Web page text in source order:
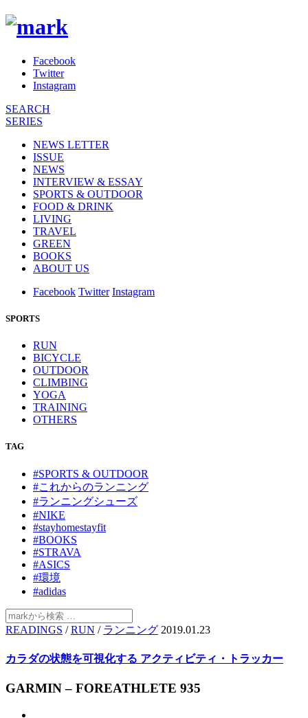
Facebook
Twitter
Instagram
SEARCH
SERIES
NEWS LETTER
ISSUE
NEWS
INTERVIEW & ESSAY
SPORTS & OUTDOOR
FOOD & DRINK
LIVING
TRAVEL
GREEN
BOOKS
ABOUT US
Facebook Twitter Instagram
SPORTS
RUN
BICYCLE
OUTDOOR
CLIMBING
YOGA
TRAINING
OTHERS
TAG
#SPORTS & OUTDOOR
#これからのランニング
#ランニングシューズ
#NIKE
#stayhomestayfit
#BOOKS
#STRAVA
#ASICS
#環境
#adidas
READINGS /RUN / ランニング 2019.01.23
カラダの状態を可視化する アクティビティ・トラッカー
GARMIN – FOREATHLETE 935